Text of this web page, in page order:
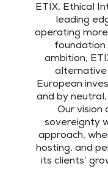
ETIX, Ethical
leading
operating
foundation
ambition,
alternative
European
and by
Our vision
sovereignty
approach,
hosting, and
its clients’